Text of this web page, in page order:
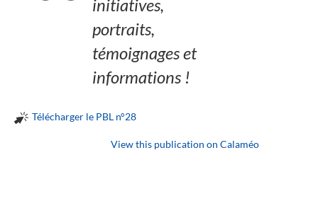
initiatives,
portraits,
témoignages et
informations !
Télécharger le PBL n°28
View this publication on Calaméo